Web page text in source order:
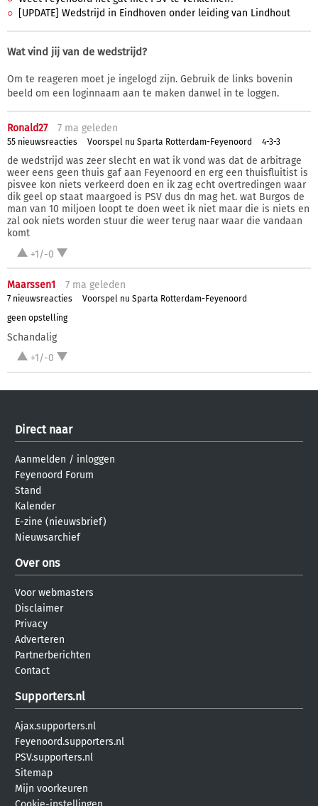
[UPDATE] Wedstrijd in Eindhoven onder leiding van Lindhout
Wat vind jij van de wedstrijd?
Om te reageren moet je ingelogd zijn. Gebruik de links bovenin
beeld om een loginnaam aan te maken danwel in te loggen.
Ronald27 7 ma geleden
55 nieuwsreacties Voorspel nu Sparta Rotterdam-Feyenoord 4-3-3
de wedstrijd was zeer slecht en wat ik vond was dat de arbitrage
weer eens geen thuis gaf aan Feyenoord en erg een thuisfluitist is
pisvee kon niets verkeerd doen en ik zag echt overtredingen waar
dik geel op staat maargoed is PSV dus dn mag het. wat Burgos de
man van 10 miljoen loopt te doen weet ik niet maar die is niets en
zal ook niets worden stuur die weer terug naar waar die vandaan
komt
+1/-0
Maarssen1 7 ma geleden
7 nieuwsreacties
Voorspel nu Sparta Rotterdam-Feyenoord
geen opstelling
Schandalig
+1/-0
Direct naar
Aanmelden / inloggen
Feyenoord Forum
Stand
Kalender
E-zine (nieuwsbrief)
Nieuwsarchief
Over ons
Voor webmasters
Disclaimer
Privacy
Adverteren
Partnerberichten
Contact
Supporters.nl
Ajax.supporters.nl
Feyenoord.supporters.nl
PSV.supporters.nl
Sitemap
Mijn voorkeuren